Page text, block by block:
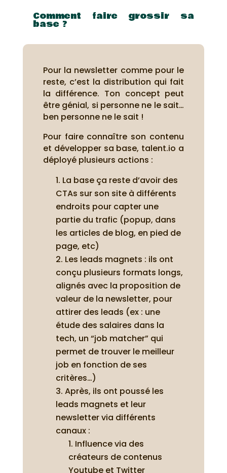
Comment faire grossir sa
base ?
Pour la newsletter comme pour le
reste, c’est la distribution qui fait
la différence. Ton concept peut
être génial, si personne ne le sait…
ben personne ne le sait !
Pour faire connaître son contenu
et développer sa base, talent.io a
déployé plusieurs actions :
La base ça reste d’avoir des
CTAs sur son site à différents
endroits pour capter une
partie du trafic (popup, dans
les articles de blog, en pied de
page, etc)
Les leads magnets : ils ont
conçu plusieurs formats longs,
alignés avec la proposition de
valeur de la newsletter, pour
attirer des leads (ex : une
étude des salaires dans la
tech, un “job matcher” qui
permet de trouver le meilleur
job en fonction de ses
critères…)
Après, ils ont poussé les
leads magnets et leur
newsletter via différents
canaux :
Influence via des
créateurs de contenus
Youtube et Twitter